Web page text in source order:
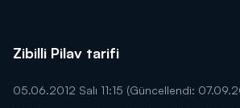
Zibilli Pilav tarifi
05.06.2012 Salı 11:15 (Güncellendi: